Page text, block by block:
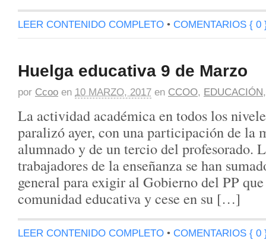
LEER CONTENIDO COMPLETO • COMENTARIOS { 0
Huelga educativa 9 de Marzo
por Ccoo en 10 MARZO, 2017 en CCOO, EDUCACIÓN
La actividad académica en todos los
paralizó ayer, con una participación de la
alumnado y de un tercio del profesorado.
trabajadores de la enseñanza se han
general para exigir al Gobierno del PP
comunidad educativa y cese en su […]
LEER CONTENIDO COMPLETO • COMENTARIOS { 0